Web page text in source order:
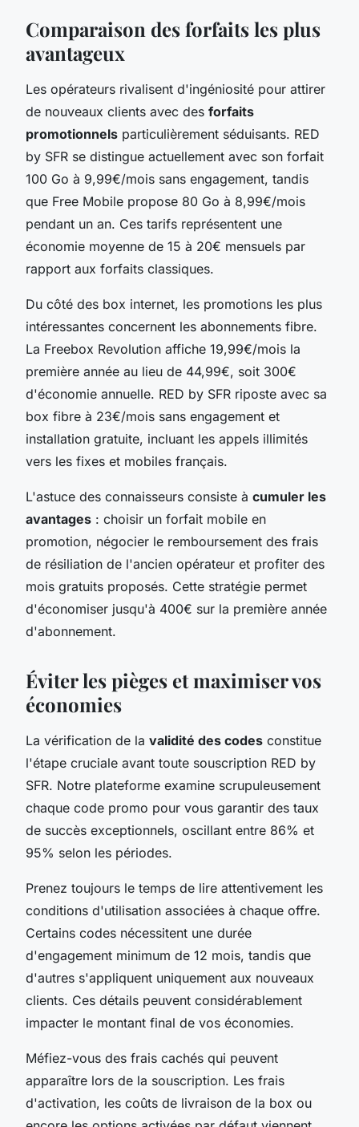
Comparaison des forfaits les plus
avantageux
Les opérateurs rivalisent d'ingéniosité pour attirer
de nouveaux clients avec des forfaits
promotionnels particulièrement séduisants. RED
by SFR se distingue actuellement avec son forfait
100 Go à 9,99€/mois sans engagement, tandis
que Free Mobile propose 80 Go à 8,99€/mois
pendant un an. Ces tarifs représentent une
économie moyenne de 15 à 20€ mensuels par
rapport aux forfaits classiques.
Du côté des box internet, les promotions les plus
intéressantes concernent les abonnements fibre.
La Freebox Revolution affiche 19,99€/mois la
première année au lieu de 44,99€, soit 300€
d'économie annuelle. RED by SFR riposte avec sa
box fibre à 23€/mois sans engagement et
installation gratuite, incluant les appels illimités
vers les fixes et mobiles français.
L'astuce des connaisseurs consiste à cumuler les
avantages : choisir un forfait mobile en
promotion, négocier le remboursement des frais
de résiliation de l'ancien opérateur et profiter des
mois gratuits proposés. Cette stratégie permet
d'économiser jusqu'à 400€ sur la première année
d'abonnement.
Éviter les pièges et maximiser vos
économies
La vérification de la validité des codes constitue
l'étape cruciale avant toute souscription RED by
SFR. Notre plateforme examine scrupuleusement
chaque code promo pour vous garantir des taux
de succès exceptionnels, oscillant entre 86% et
95% selon les périodes.
Prenez toujours le temps de lire attentivement les
conditions d'utilisation associées à chaque offre.
Certains codes nécessitent une durée
d'engagement minimum de 12 mois, tandis que
d'autres s'appliquent uniquement aux nouveaux
clients. Ces détails peuvent considérablement
impacter le montant final de vos économies.
Méfiez-vous des frais cachés qui peuvent
apparaître lors de la souscription. Les frais
d'activation, les coûts de livraison de la box ou